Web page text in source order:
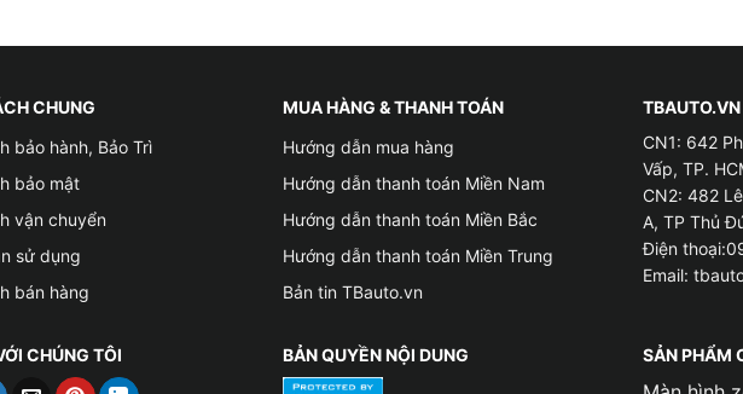
CHUNG
bảo hành, Bảo Trì
bảo mật
vận chuyển
sử dụng
bán hàng
MUA HÀNG & THANH TOÁN
Hướng dẫn mua hàng
Hướng dẫn thanh toán Miền Nam
Hướng dẫn thanh toán Miền Bắc
Hướng dẫn thanh toán Miền Trung
Bản tin TBauto.vn
TBAUTO.VN
CN1: 642
Vấp, TP.
CN2: 482
A, TP Thủ
Điện
Email:
CHÚNG TÔI BẢN QUYỀN NỘI DUNG SẢN PHẨM